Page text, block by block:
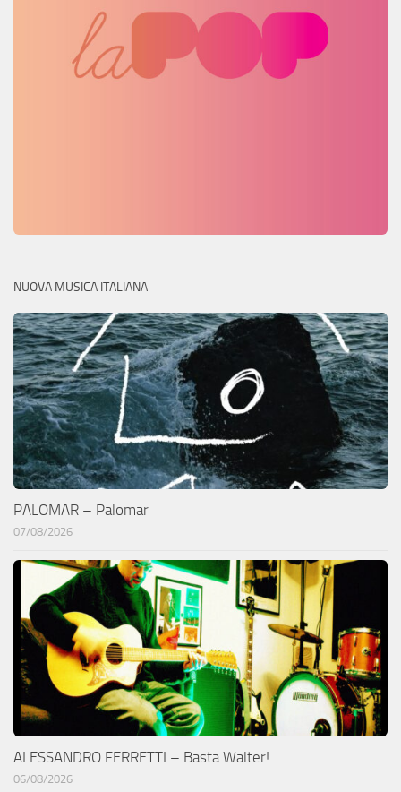
NUOVA MUSICA ITALIANA
PALOMAR – Palomar
07/08/2026
ALESSANDRO FERRETTI – Basta Walter!
06/08/2026